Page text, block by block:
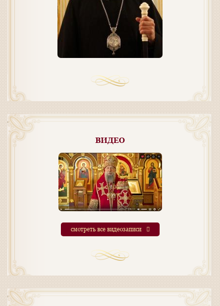
ВИДЕО
смотреть все видеозаписи